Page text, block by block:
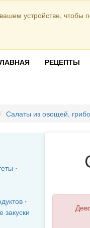
РЕЦЕПТЫ
Салаты из овощей,
закуски
устройстве, чтобы